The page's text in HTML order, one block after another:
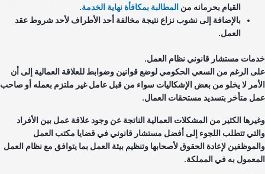
القيام بحرمانه منالمطالبة بمكافأة نهاية الخدمة.
بالإضافة إلى نشوب نزاع نتيجة مخالفة أحد الأطراف لأحد شروط عقد
العمل.
مستشار قانوني نظام العمل.
الرغم من السعي الحكومي لوضع قوانين وضوابط للعلاقة العمالية إلى أن
لا يخلو من بعض الإشكاليات سواء من قبل عامل غير ملتزم بعمله أو صاحب
متأخر بتسديد مستحقات العمال.
الكثير من المشكلات العمالية الناتجة عن وجود علاقة عمل بين الأفراد
تتطلب اللجوء إلى أفضل مستشار قانوني في قضايا مكتب العمل
لإعادة الحقوق لأصحابها وتنظيم بيئة العمل بما يتوافق مع نظام العمل
به في المملكة.